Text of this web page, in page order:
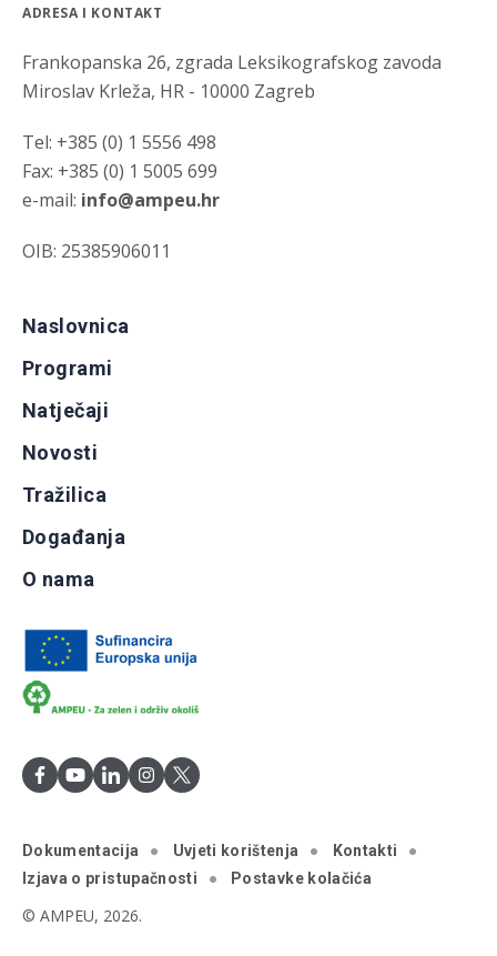
ADRESA I KONTAKT
Frankopanska 26, zgrada Leksikografskog zavoda
Miroslav Krleža, HR - 10000 Zagreb
Tel: +385 (0) 1 5556 498
Fax: +385 (0) 1 5005 699
e-mail: info@ampeu.hr
OIB: 25385906011
Naslovnica
Programi
Natječaji
Novosti
Tražilica
Događanja
O nama
Dokumentacija Uvjeti korištenja
Kontakti
Izjava o pristupačnosti
Postavke kolačića
© AMPEU, 2026.